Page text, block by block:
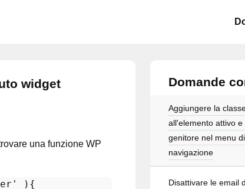
widget
una funzione WP
) {
Domande
Aggiungere la
all'elemento attivo e
genitore nel menu di
navigazione
Disattivare le email